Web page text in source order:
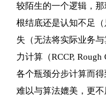
较陌生的一个逻辑，
根结底还是认知不足
失（无法将实际业务
力计算（RCCP,
各个瓶颈分步计算而
难以与算法媲美，更